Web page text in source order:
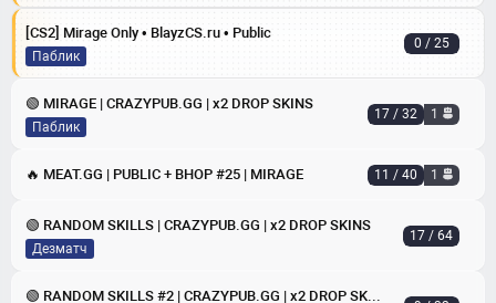
[CS2] Mirage Only • BlayzCS.ru • Public
Паблик
0 / 25
🟢 MIRAGE | CRAZYPUB.GG | x2 DROP SKINS
Паблик
17 / 32 1
🔥 MEAT.GG | PUBLIC + BHOP #25 | MIRAGE 11 / 40 1
🟢 RANDOM SKILLS | CRAZYPUB.GG | x2 DROP SKINS
Дезматч
17 / 64
🟢 RANDOM SKILLS #2 | CRAZYPUB.GG | x2 DROP SKINS